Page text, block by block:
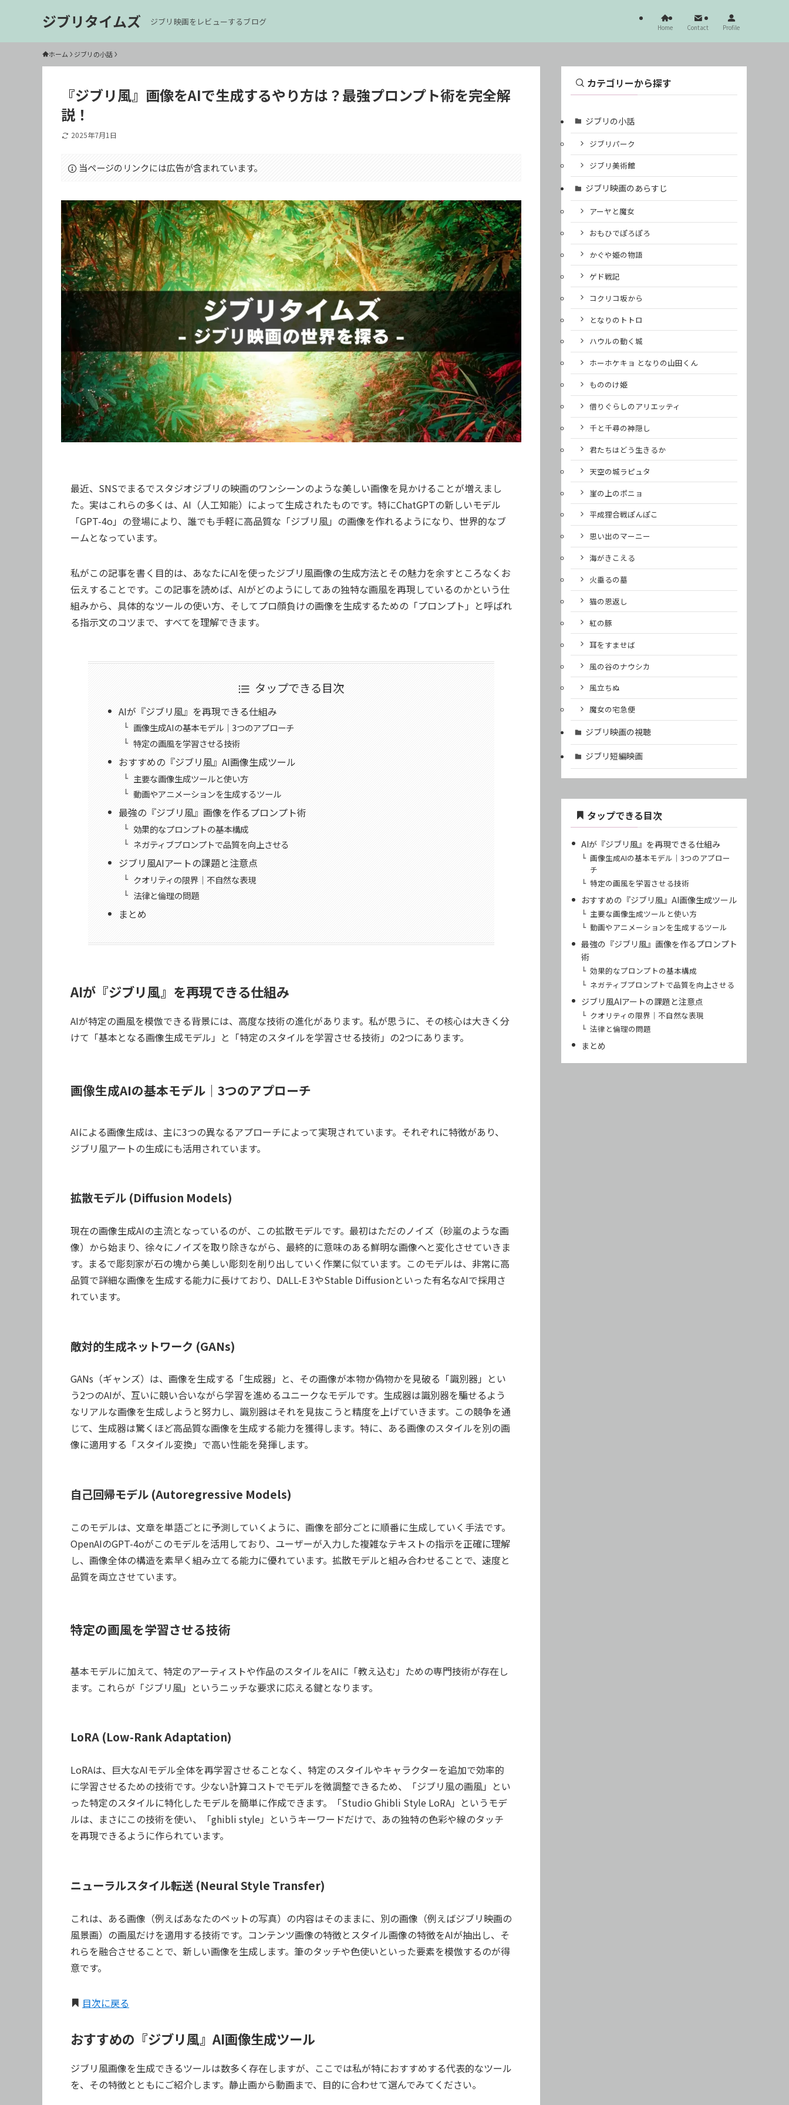
ジブリタイムズ ジブリ映画をレビューするブログ
Home Contact Profile
ホーム ジブリの小話
『ジブリ風』画像をAIで生成するやり方は？最強プロンプト術を完全解
説！
2025年7月1日
当ページのリンクには広告が含まれています。
最近、SNSでまるでスタジオジブリの映画のワンシーンのような美しい画像を見かけることが増えまし
た。実はこれらの多くは、AI（人工知能）によって生成されたものです。特にChatGPTの新しいモデル
「GPT-4o」の登場により、誰でも手軽に高品質な「ジブリ風」の画像を作れるようになり、世界的なブ
ームとなっています。
私がこの記事を書く目的は、あなたにAIを使ったジブリ風画像の生成方法とその魅力を余すところなくお
伝えすることです。この記事を読めば、AIがどのようにしてあの独特な画風を再現しているのかという仕
組みから、具体的なツールの使い方、そしてプロ顔負けの画像を生成するための「プロンプト」と呼ばれ
る指示文のコツまで、すべてを理解できます。
タップできる目次
AIが『ジブリ風』を再現できる仕組み
画像生成AIの基本モデル｜3つのアプローチ
特定の画風を学習させる技術
おすすめの『ジブリ風』AI画像生成ツール
主要な画像生成ツールと使い方
動画やアニメーションを生成するツール
最強の『ジブリ風』画像を作るプロンプト術
効果的なプロンプトの基本構成
ネガティブプロンプトで品質を向上させる
ジブリ風AIアートの課題と注意点
クオリティの限界｜不自然な表現
法律と倫理の問題
まとめ
AIが『ジブリ風』を再現できる仕組み
AIが特定の画風を模倣できる背景には、高度な技術の進化があります。私が思うに、その核心は大きく分
けて「基本となる画像生成モデル」と「特定のスタイルを学習させる技術」の2つにあります。
画像生成AIの基本モデル｜3つのアプローチ
AIによる画像生成は、主に3つの異なるアプローチによって実現されています。それぞれに特徴があり、
ジブリ風アートの生成にも活用されています。
拡散モデル (Diffusion Models)
現在の画像生成AIの主流となっているのが、この拡散モデルです。最初はただのノイズ（砂嵐のような画
像）から始まり、徐々にノイズを取り除きながら、最終的に意味のある鮮明な画像へと変化させていきま
す。まるで彫刻家が石の塊から美しい彫刻を削り出していく作業に似ています。このモデルは、非常に高
品質で詳細な画像を生成する能力に長けており、DALL-E 3やStable Diffusionといった有名なAIで採用さ
れています。
敵対的生成ネットワーク (GANs)
GANs（ギャンズ）は、画像を生成する「生成器」と、その画像が本物か偽物かを見破る「識別器」とい
う2つのAIが、互いに競い合いながら学習を進めるユニークなモデルです。生成器は識別器を騙せるよう
なリアルな画像を生成しようと努力し、識別器はそれを見抜こうと精度を上げていきます。この競争を通
じて、生成器は驚くほど高品質な画像を生成する能力を獲得します。特に、ある画像のスタイルを別の画
像に適用する「スタイル変換」で高い性能を発揮します。
自己回帰モデル (Autoregressive Models)
このモデルは、文章を単語ごとに予測していくように、画像を部分ごとに順番に生成していく手法です。
OpenAIのGPT-4oがこのモデルを活用しており、ユーザーが入力した複雑なテキストの指示を正確に理解
し、画像全体の構造を素早く組み立てる能力に優れています。拡散モデルと組み合わせることで、速度と
品質を両立させています。
特定の画風を学習させる技術
基本モデルに加えて、特定のアーティストや作品のスタイルをAIに「教え込む」ための専門技術が存在し
ます。これらが「ジブリ風」というニッチな要求に応える鍵となります。
LoRA (Low-Rank Adaptation)
LoRAは、巨大なAIモデル全体を再学習させることなく、特定のスタイルやキャラクターを追加で効率的
に学習させるための技術です。少ない計算コストでモデルを微調整できるため、「ジブリ風の画風」とい
った特定のスタイルに特化したモデルを簡単に作成できます。「Studio Ghibli Style LoRA」というモデ
ルは、まさにこの技術を使い、「ghibli style」というキーワードだけで、あの独特の色彩や線のタッチ
を再現できるように作られています。
ニューラルスタイル転送 (Neural Style Transfer)
これは、ある画像（例えばあなたのペットの写真）の内容はそのままに、別の画像（例えばジブリ映画の
風景画）の画風だけを適用する技術です。コンテンツ画像の特徴とスタイル画像の特徴をAIが抽出し、そ
れらを融合させることで、新しい画像を生成します。筆のタッチや色使いといった要素を模倣するのが得
意です。
目次に戻る
おすすめの『ジブリ風』AI画像生成ツール
ジブリ風画像を生成できるツールは数多く存在しますが、ここでは私が特におすすめする代表的なツール
を、その特徴とともにご紹介します。静止画から動画まで、目的に合わせて選んでみてください。
カテゴリーから探す
ジブリの小話
ジブリパーク
ジブリ美術館
ジブリ映画のあらすじ
アーヤと魔女
おもひでぽろぽろ
かぐや姫の物語
ゲド戦記
コクリコ坂から
となりのトトロ
ハウルの動く城
ホーホケキョ となりの山田くん
もののけ姫
借りぐらしのアリエッティ
千と千尋の神隠し
君たちはどう生きるか
天空の城ラピュタ
崖の上のポニョ
平成狸合戦ぽんぽこ
思い出のマーニー
海がきこえる
火垂るの墓
猫の恩返し
紅の豚
耳をすませば
風の谷のナウシカ
風立ちぬ
魔女の宅急便
ジブリ映画の視聴
ジブリ短編映画
タップできる目次
AIが『ジブリ風』を再現できる仕組み
画像生成AIの基本モデル｜3つのアプロー
チ
特定の画風を学習させる技術
おすすめの『ジブリ風』AI画像生成ツール
主要な画像生成ツールと使い方
動画やアニメーションを生成するツール
最強の『ジブリ風』画像を作るプロンプト
術
効果的なプロンプトの基本構成
ネガティブプロンプトで品質を向上させる
ジブリ風AIアートの課題と注意点
クオリティの限界｜不自然な表現
法律と倫理の問題
まとめ